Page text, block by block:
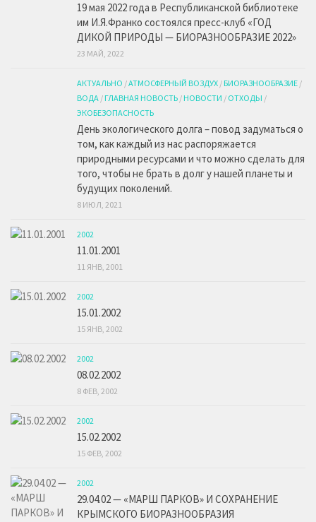
19 мая 2022 года в Республиканской библиотеке
им И.Я.Франко состоялся пресс-клуб «ГОД
ДИКОЙ ПРИРОДЫ — БИОРАЗНООБРАЗИЕ 2022»
23 МАЙ, 2022
АКТУАЛЬНО /АТМОСФЕРНЫЙ ВОЗДУХ /БИОРАЗНООБРАЗИЕ /
ВОДА /ГЛАВНАЯ НОВОСТЬ /НОВОСТИ / ОТХОДЫ /
ЭКОБЕЗОПАСНОСТЬ
День экологического долга – повод задуматься о
том, как каждый из нас распоряжается
природными ресурсами и что можно сделать для
того, чтобы не брать в долг у нашей планеты и
будущих поколений.
8 ИЮЛ, 2021
2002
11.01.2001
11 ЯНВ, 2001
2002
15.01.2002
15 ЯНВ, 2002
2002
08.02.2002
8 ФЕВ, 2002
2002
15.02.2002
15 ФЕВ, 2002
2002
29.04.02 — «МАРШ ПАРКОВ» И СОХРАНЕНИЕ
КРЫМСКОГО БИОРАЗНООБРАЗИЯ